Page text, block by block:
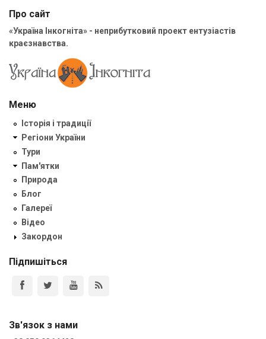
Про сайт
«Україна Інкогніта» - неприбутковий проект ентузіастів
краєзнавства.
Меню
Історія і традиції
Регіони України
Тури
Пам'ятки
Природа
Блог
Галереї
Відео
Закордон
Підпишіться
Зв'язок з нами